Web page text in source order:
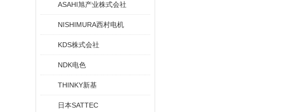
ASAHI旭产业株式会社
NISHIMURA西村电机
KDS株式会社
NDK电色
THINKY新基
日本SATTEC